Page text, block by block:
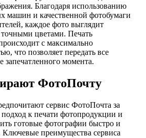
Благодаря использованию
машин и качественной фотобумаги
каждое фото выглядит
цветами. Печать
с максимально
что позволяет передать все
запечатленного момента.
ФотоПочту
сервис ФотоПочта за
к печати фотопродукции и
готовые фотографии быстро и
преимущества сервиса